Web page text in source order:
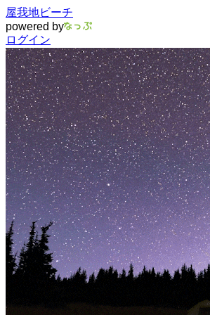
屋我地ビーチ
powered by
ログイン